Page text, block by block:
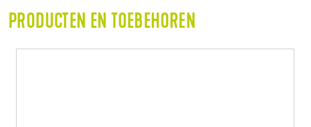
PRODUCTEN EN TOEBEHOREN